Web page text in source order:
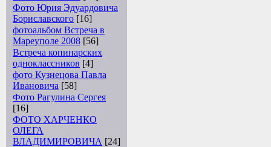
Фото Юрия Эдуардовича
Бориславского [16]
фотоальбом Встреча в
Мареуполе 2008 [56]
Встреча копинарских
одноклассников [4]
фото Кузнецова Павла
Ивановича [58]
Фото Рагулина Сергея
[16]
ФОТО ХАРЧЕНКО
ОЛЕГА
ВЛАДИМИРОВИЧА [24]